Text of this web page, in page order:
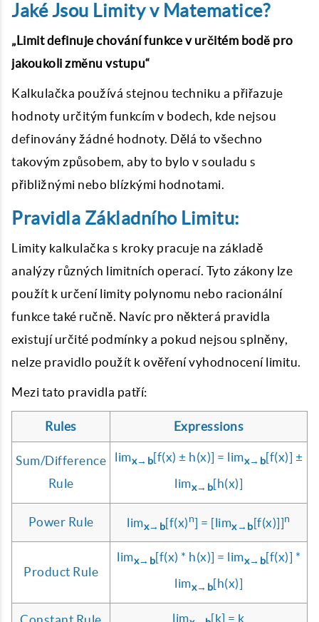
Jaké Jsou Limity v Matematice?
„Limit definuje chování funkce v určitém bodě pro
jakoukoli změnu vstupu“
Kalkulačka používá stejnou techniku a přiřazuje
hodnoty určitým funkcím v bodech, kde nejsou
definovány žádné hodnoty. Dělá to všechno
takovým způsobem, aby to bylo v souladu s
přibližnými nebo blízkými hodnotami.
Pravidla Základního Limitu:
L imity kalkulačka s kroky pracuje na základě
analýzy různých limitních operací. Tyto zákony lze
použít k určení limity polynomu nebo racionální
funkce také ručně. Navíc pro některá pravidla
existují určité podmínky a pokud nejsou splněny,
nelze pravidlo použít k ověření vyhodnocení limitu.
Mezi tato pravidla patří:
Rules Expressions
Sum/Difference
Rule
limx→b[f(x) ± h(x)] = limx→b[f(x)] ±
limx→b[h(x)]
Power Rule limx→b[f(x)n] = [limx→b[f(x)]]n
Product Rule
limx→b[f(x) * h(x)] = limx→b[f(x)] *
limx→b[h(x)]
lim [k] = k